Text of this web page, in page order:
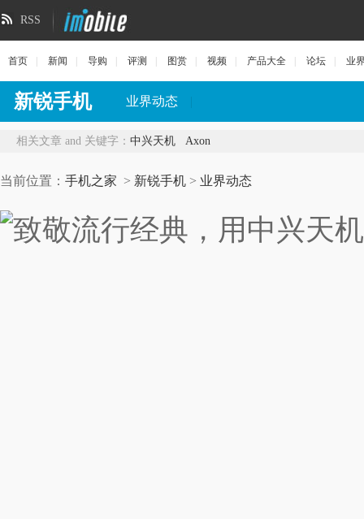
RSS
首页 新闻 导购 评测 图赏 视频 产品大全 论坛 业
新锐手机 业界动态
相关文章 and 关键字： 中兴天机 Axon
当前位置： 手机之家 > 新锐手机 > 业界动态